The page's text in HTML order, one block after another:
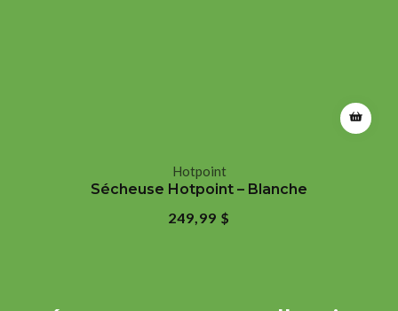
Fournisseur
:
Hotpoint
Sécheuse Hotpoint – Blanche
Prix
249,99 $